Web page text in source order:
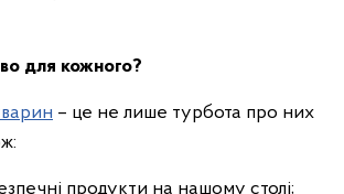
для кожного?
– це не лише турбота про них
продукти на нашому столі;